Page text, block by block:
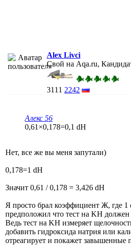
Alex Livci
Свой на Aqa.ru,
3111 2242
Алекс 56
0,61×0,178=0,1 dH
Нет, все же вы меня запутали)
0,178=1 dH
Значит 0,61 / 0,178 = 3,426 dH
Я просто брал коэффициент Ж, где 1
предположил что тест на KH должен
Ведь тест на KH измеряет
добавить гидроксида натрия или
отреагирует и покажет завышенные